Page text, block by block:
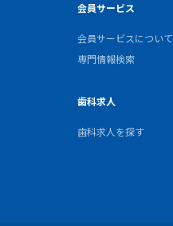
会員サービス
会員サービスについて
専門情報検索
歯科求人
歯科求人を探す